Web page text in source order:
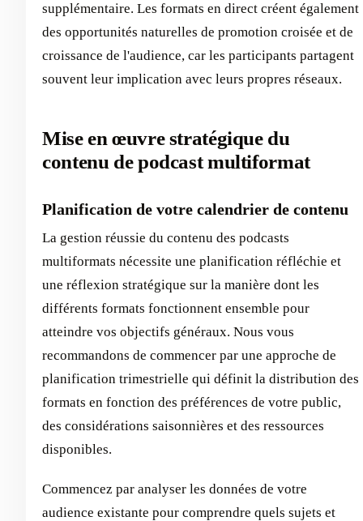
supplémentaire. Les formats en direct créent également
des opportunités naturelles de promotion croisée et de
croissance de l'audience, car les participants partagent
souvent leur implication avec leurs propres réseaux.
Mise en œuvre stratégique du
contenu de podcast multiformat
Planification de votre calendrier de contenu
La gestion réussie du contenu des podcasts
multiformats nécessite une planification réfléchie et
une réflexion stratégique sur la manière dont les
différents formats fonctionnent ensemble pour
atteindre vos objectifs généraux. Nous vous
recommandons de commencer par une approche de
planification trimestrielle qui définit la distribution des
formats en fonction des préférences de votre public,
des considérations saisonnières et des ressources
disponibles.
Commencez par analyser les données de votre
audience existante pour comprendre quels sujets et